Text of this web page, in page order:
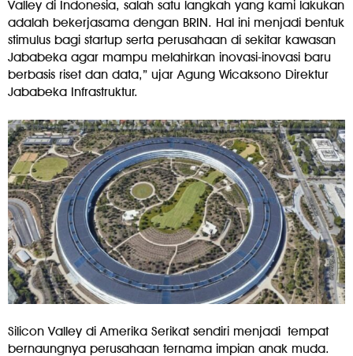
Valley di Indonesia, salah satu langkah yang kami lakukan
adalah bekerjasama dengan BRIN. Hal ini menjadi bentuk
stimulus bagi startup serta perusahaan di sekitar kawasan
Jababeka agar mampu melahirkan inovasi-inovasi baru
berbasis riset dan data,” ujar Agung Wicaksono Direktur
Jababeka Infrastruktur.
Silicon Valley di Amerika Serikat sendiri menjadi tempat
bernaungnya perusahaan ternama impian anak muda.